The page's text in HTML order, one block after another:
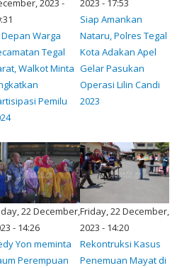
2023 -
Depan Warga
Tegal
Walkot Minta
Pemilu
2023 - 17:53
Siap Amankan
Nataru, Polres Tegal
Kota Adakan Apel
Gelar Pasukan
Operasi Lilin Candi
2023
22 December,
- 14:26
Yon meminta
Perempuan
Friday, 22 December,
2023 - 14:20
Rekontruksi Kasus
Penemuan Mayat di